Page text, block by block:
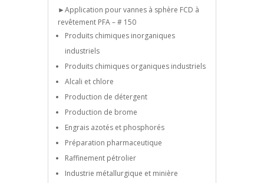
►Application pour vannes à sphère FCD à
revêtement PFA – # 150
Produits chimiques inorganiques
industriels
Produits chimiques organiques industriels
Alcali et chlore
Production de détergent
Production de brome
Engrais azotés et phosphorés
Préparation pharmaceutique
Raffinement pétrolier
Industrie métallurgique et minière